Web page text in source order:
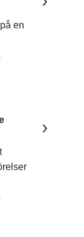
en